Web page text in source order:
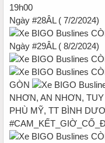
19h00
Ngày #28ÂL ( 7/2/2024)
Ngày #29ÂL ( 8/2/2024)
GÒN
NHƠN, AN NHƠN,
PHÙ MỸ, TT BÌNH